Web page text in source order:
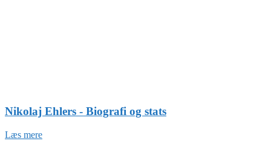
Nikolaj Ehlers - Biografi og stats
Læs mere